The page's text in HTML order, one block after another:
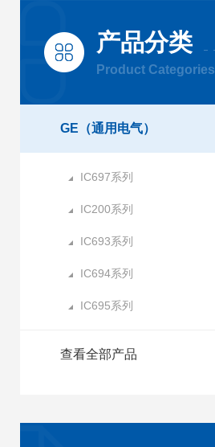
产品分类
Product Categories
GE（通用电气）
IC697系列
IC200系列
IC693系列
IC694系列
IC695系列
查看全部产品